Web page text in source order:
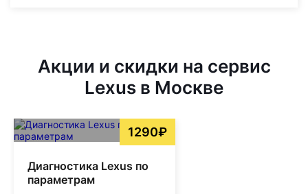
Акции и скидки на сервис
Lexus в Москве
1290₽
Диагностика Lexus по
параметрам